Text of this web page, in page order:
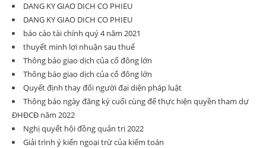
DANG KY GIAO DICH CO PHIEU
DANG KY GIAO DICH CO PHIEU
báo cáo tài chính quý 4 năm 2021
thuyết minh lợi nhuận sau thuế
Thông báo giao dịch của cổ đông lớn
Thông báo giao dịch của cổ đông lớn
Quyết định thay đổi người đại diện pháp luật
Thông báo ngày đăng ký cuối cùng để thực hiện quyền tham dự
ĐHĐCĐ năm 2022
Nghị quyết hội đồng quản trị 2022
Giải trình ý kiến ngoại trừ của kiểm toán